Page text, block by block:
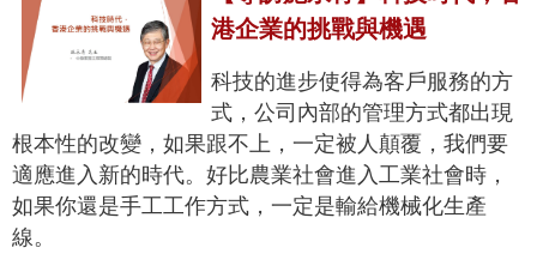
港企業的挑戰與機遇
科技的進步使得為客戶服務的方
式，公司內部的管理方式都出現
根本性的改變，如果跟不上，一定被人顛覆，我們要
適應進入新的時代。好比農業社會進入工業社會時，
如果你還是手工工作方式，一定是輸給機械化生產
線。